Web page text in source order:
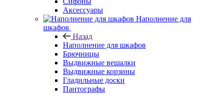
Аксессуары
Наполнение для
шкафов
Назад
Наполнение для шкафов
Брючницы
Выдвижные вешалки
Выдвижные корзины
Гладильные доски
Пантографы